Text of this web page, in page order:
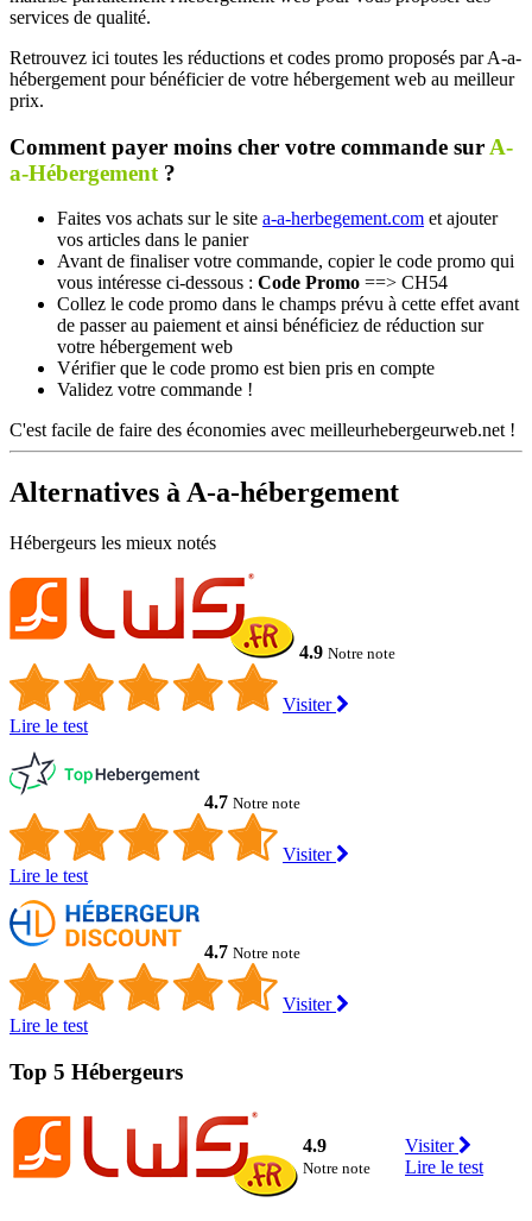
services de qualité.
Retrouvez ici toutes les réductions et codes promo proposés par A-a-
hébergement pour bénéficier de votre hébergement web au meilleur
prix.
Comment payer moins cher votre commande sur A-
a-Hébergement ?
Faites vos achats sur le site a-a-herbegement.com et ajouter
vos articles dans le panier
Avant de finaliser votre commande, copier le code promo qui
vous intéresse ci-dessous : Code Promo ==> CH54
Collez le code promo dans le champs prévu à cette effet avant
de passer au paiement et ainsi bénéficiez de réduction sur
votre hébergement web
Vérifier que le code promo est bien pris en compte
Validez votre commande !
C'est facile de faire des économies avec meilleurhebergeurweb.net !
Alternatives à A-a-hébergement
Hébergeurs les mieux notés
4.9 Notre note
Visiter
Lire le test
4.7 Notre note
Visiter
Lire le test
4.7 Notre note
Visiter
Lire le test
Top 5 Hébergeurs
4.9
Notre note
Visiter
Lire le test